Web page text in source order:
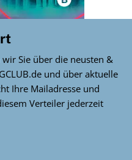
Sie über die neusten &
und über aktuelle
Ihre Mailadresse und
Verteiler jederzeit